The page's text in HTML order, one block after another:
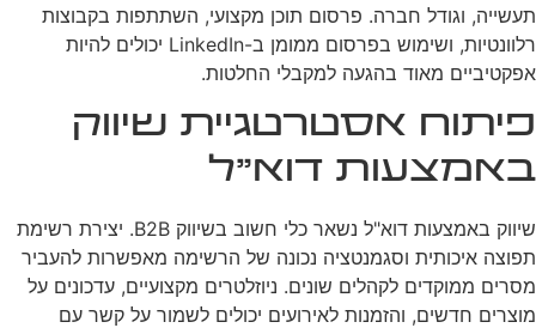
תעשייה, וגודל חברה. פרסום תוכן מקצועי, השתתפות בקבוצות
רלוונטיות, ושימוש בפרסום ממומן ב-LinkedIn יכולים להיות
אפקטיביים מאוד בהגעה למקבלי החלטות.
פיתוח אסטרטגיית שיווק
באמצעות דוא"ל
שיווק באמצעות דוא"ל נשאר כלי חשוב בשיווק B2B. יצירת רשימת
תפוצה איכותית וסגמנטציה נכונה של הרשימה מאפשרות להעביר
מסרים ממוקדים לקהלים שונים. ניוזלטרים מקצועיים, עדכונים על
מוצרים חדשים, והזמנות לאירועים יכולים לשמור על קשר עם